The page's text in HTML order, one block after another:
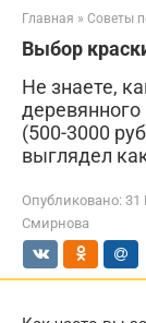
Главная » Советы
Выбор
Не знаете,
деревянного
(500-3000
выглядел
Опубликовано: 31
Смирнова